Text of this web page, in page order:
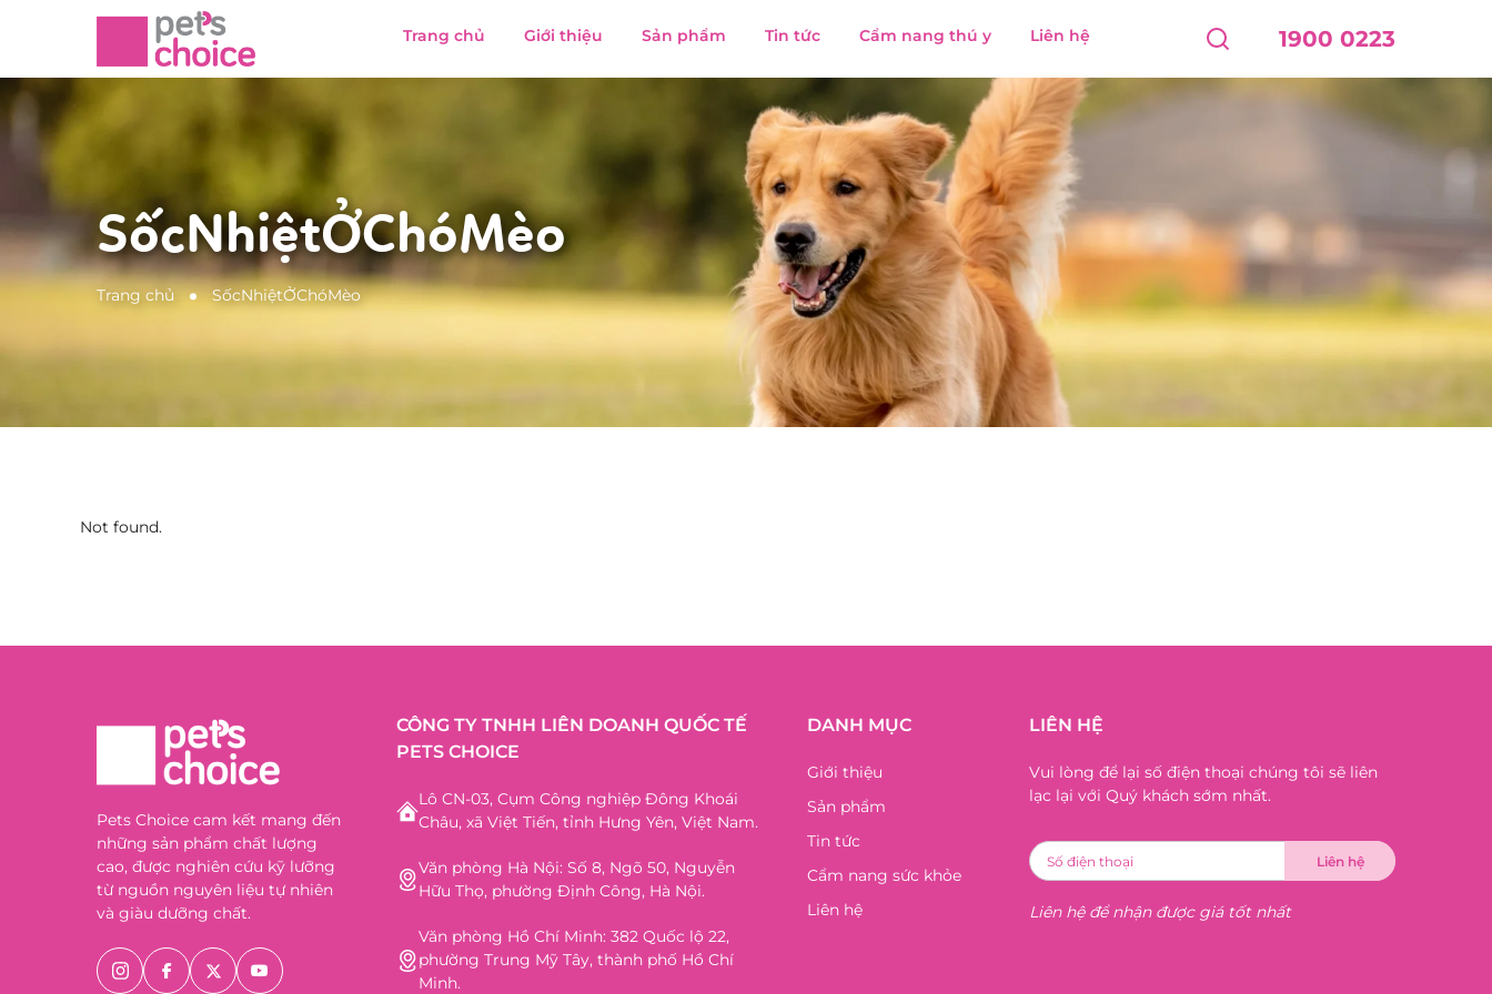
Trang chủ Giới thiệu Sản phẩm Tin tức Cẩm nang thú y Liên hệ 1900 0223
SốcNhiệtỞChóMèo
Trang chủ SốcNhiệtỞChóMèo
Not found.
Pets Choice cam kết mang đến
những sản phẩm chất lượng
cao, được nghiên cứu kỹ lưỡng
từ nguồn nguyên liệu tự nhiên
và giàu dưỡng chất.
CÔNG TY TNHH LIÊN DOANH QUỐC TẾ
PETS CHOICE
Lô CN-03, Cụm Công nghiệp Đông Khoái
Châu, xã Việt Tiến, tỉnh Hưng Yên, Việt Nam.
Văn phòng Hà Nội: Số 8, Ngõ 50, Nguyễn
Hữu Thọ, phường Định Công, Hà Nội.
Văn phòng Hồ Chí Minh: 382 Quốc lộ 22,
phường Trung Mỹ Tây, thành phố Hồ Chí
Minh.
DANH MỤC
Giới thiệu
Sản phẩm
Tin tức
Cẩm nang sức khỏe
Liên hệ
LIÊN HỆ
Vui lòng để lại số điện thoại chúng tôi sẽ liên
lạc lại với Quý khách sớm nhất.
Liên hệ để nhận được giá tốt nhất